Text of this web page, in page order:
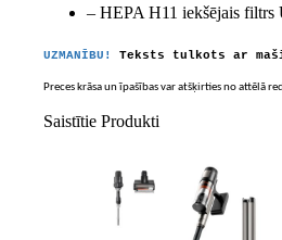
– HEPA H11 iekšējais
UZMANĪBU! Teksts tulkots ar
Preces krāsa un īpašības var atšķirties no attēlā
Saistītie Produkti